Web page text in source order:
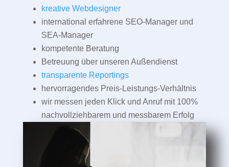
kreative Webdesigner
international erfahrene SEO-Manager und
SEA-Manager
kompetente Beratung
Betreuung über unseren Außendienst
transparente Reportings
hervorragendes Preis-Leistungs-Verhältnis
wir messen jeden Klick und Anruf mit 100%
nachvollziehbarem und messbarem Erfolg